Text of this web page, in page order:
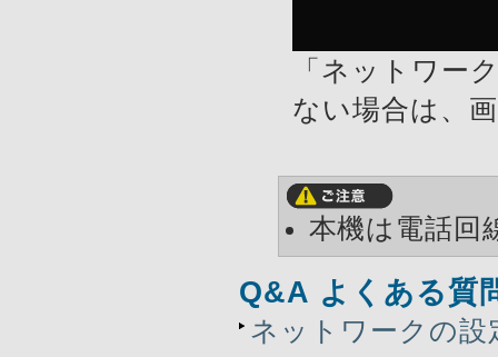
「ネットワー
ない場合は、
本機は電話回
Q&A よくある質
ネットワークの